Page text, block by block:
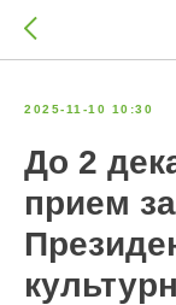
2025-11-10 10:30
До 2
прием